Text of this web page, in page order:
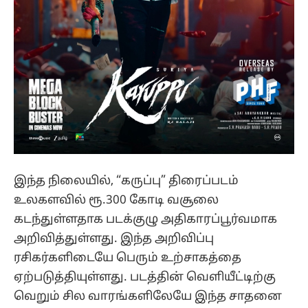
இந்த நிலையில், “கருப்பு” திரைப்படம்
உலகளவில் ரூ.300 கோடி வசூலை
கடந்துள்ளதாக படக்குழு அதிகாரப்பூர்வமாக
அறிவித்துள்ளது. இந்த அறிவிப்பு
ரசிகர்களிடையே பெரும் உற்சாகத்தை
ஏற்படுத்தியுள்ளது. படத்தின் வெளியீட்டிற்கு
வெறும் சில வாரங்களிலேயே இந்த சாதனை